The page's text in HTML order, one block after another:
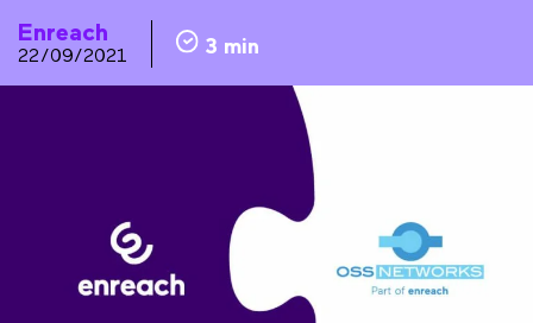
Enreach
22/09/2021 3 min